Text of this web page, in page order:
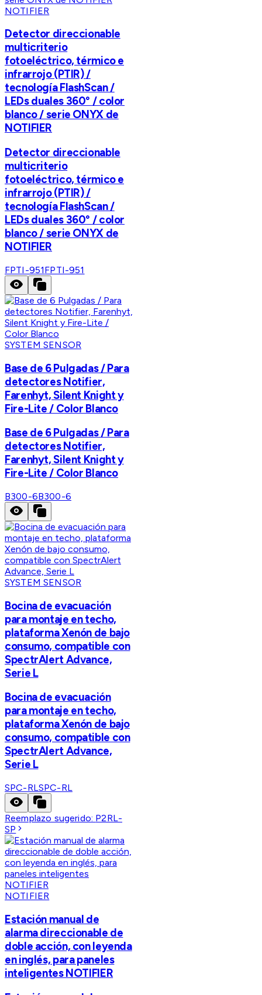
NOTIFIER
Detector direccionable
multicriterio
fotoeléctrico, térmico e
infrarrojo (PTIR) /
tecnología FlashScan /
LEDs duales 360° / color
blanco / serie ONYX de
NOTIFIER
Detector direccionable
multicriterio
fotoeléctrico, térmico e
infrarrojo (PTIR) /
tecnología FlashScan /
LEDs duales 360° / color
blanco / serie ONYX de
NOTIFIER
FPTI-951FPTI-951
SYSTEM SENSOR
Base de 6 Pulgadas / Para
detectores Notifier,
Farenhyt, Silent Knight y
Fire-Lite / Color Blanco
Base de 6 Pulgadas / Para
detectores Notifier,
Farenhyt, Silent Knight y
Fire-Lite / Color Blanco
B300-6B300-6
SYSTEM SENSOR
Bocina de evacuación
para montaje en techo,
plataforma Xenón de bajo
consumo, compatible con
SpectrAlert Advance,
Serie L
Bocina de evacuación
para montaje en techo,
plataforma Xenón de bajo
consumo, compatible con
SpectrAlert Advance,
Serie L
SPC-RLSPC-RL
Reemplazo sugerido: P2RL-
SP
NOTIFIER
Estación manual de
alarma direccionable de
doble acción, con leyenda
en inglés, para paneles
inteligentes NOTIFIER